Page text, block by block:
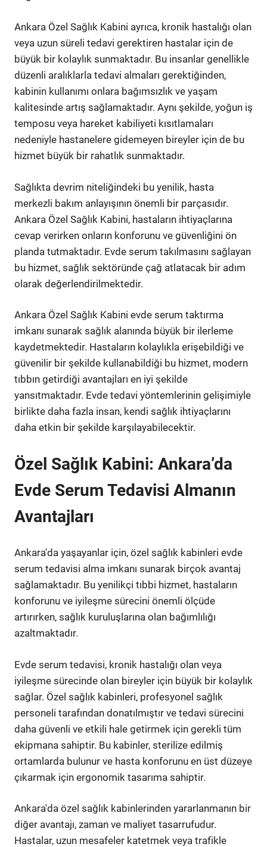
Ankara Özel Sağlık Kabini ayrıca, kronik hastalığı olan
veya uzun süreli tedavi gerektiren hastalar için de
büyük bir kolaylık sunmaktadır. Bu insanlar genellikle
düzenli aralıklarla tedavi almaları gerektiğinden,
kabinin kullanımı onlara bağımsızlık ve yaşam
kalitesinde artış sağlamaktadır. Aynı şekilde, yoğun iş
temposu veya hareket kabiliyeti kısıtlamaları
nedeniyle hastanelere gidemeyen bireyler için de bu
hizmet büyük bir rahatlık sunmaktadır.
Sağlıkta devrim niteliğindeki bu yenilik, hasta
merkezli bakım anlayışının önemli bir parçasıdır.
Ankara Özel Sağlık Kabini, hastaların ihtiyaçlarına
cevap verirken onların konforunu ve güvenliğini ön
planda tutmaktadır. Evde serum takılmasını sağlayan
bu hizmet, sağlık sektöründe çağ atlatacak bir adım
olarak değerlendirilmektedir.
Ankara Özel Sağlık Kabini evde serum taktırma
imkanı sunarak sağlık alanında büyük bir ilerleme
kaydetmektedir. Hastaların kolaylıkla erişebildiği ve
güvenilir bir şekilde kullanabildiği bu hizmet, modern
tıbbın getirdiği avantajları en iyi şekilde
yansıtmaktadır. Evde tedavi yöntemlerinin gelişimiyle
birlikte daha fazla insan, kendi sağlık ihtiyaçlarını
daha etkin bir şekilde karşılayabilecektir.
Özel Sağlık Kabini: Ankara’da
Evde Serum Tedavisi Almanın
Avantajları
Ankara'da yaşayanlar için, özel sağlık kabinleri evde
serum tedavisi alma imkanı sunarak birçok avantaj
sağlamaktadır. Bu yenilikçi tıbbi hizmet, hastaların
konforunu ve iyileşme sürecini önemli ölçüde
artırırken, sağlık kuruluşlarına olan bağımlılığı
azaltmaktadır.
Evde serum tedavisi, kronik hastalığı olan veya
iyileşme sürecinde olan bireyler için büyük bir kolaylık
sağlar. Özel sağlık kabinleri, profesyonel sağlık
personeli tarafından donatılmıştır ve tedavi sürecini
daha güvenli ve etkili hale getirmek için gerekli tüm
ekipmana sahiptir. Bu kabinler, sterilize edilmiş
ortamlarda bulunur ve hasta konforunu en üst düzeye
çıkarmak için ergonomik tasarıma sahiptir.
Ankara'da özel sağlık kabinlerinden yararlanmanın bir
diğer avantajı, zaman ve maliyet tasarrufudur.
Hastalar, uzun mesafeler katetmek veya trafikle